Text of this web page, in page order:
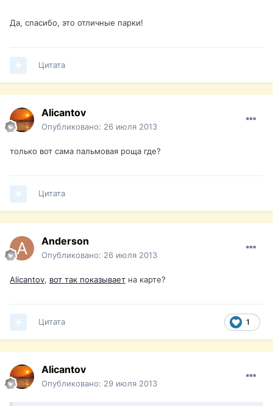
Да, спасибо, это отличные парки!
Цитата
Alicantov
Опубликовано: 26 июля 2013
только вот сама пальмовая роща где?
Цитата
Anderson
Опубликовано: 26 июля 2013
Alicantov, вот так показывает на карте?
1
Цитата
Alicantov
Опубликовано: 29 июля 2013